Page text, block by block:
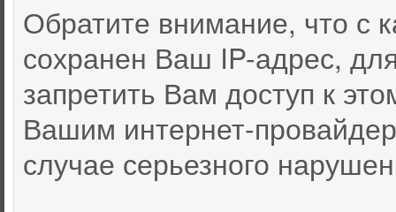
Обратите внимание, что с
сохранен Ваш IP-адрес,
запретить Вам доступ к
Вашим интернет-
случае серьезного